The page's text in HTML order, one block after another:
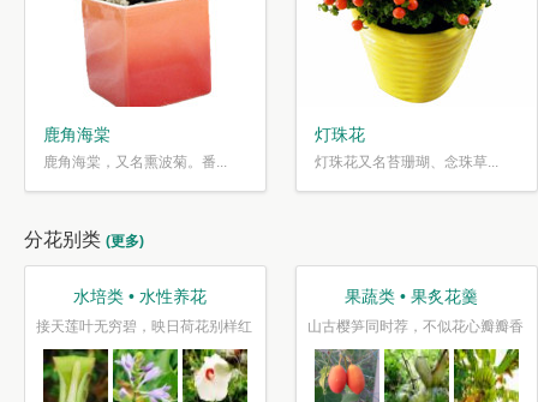
鹿角海棠
鹿角海棠，又名熏波菊。番...
灯珠花
灯珠花又名苔珊瑚、念珠草...
分花别类 (更多)
水培类 • 水性养花
接天莲叶无穷碧，映日荷花别样红
果蔬类 • 果炙花羹
山古樱笋同时荐，不似花心瓣瓣香